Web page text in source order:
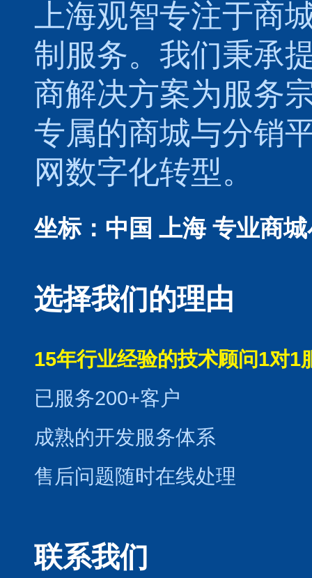
上海观智专注于商
制 服务。我们秉承
商解决方案为服务
专属的商城与分销
网数字化转型。
坐标：中国 上海 专业商
选择我们的理由
15年行业经验的技术顾问1对1
已服务200+客户
成熟的开发服务体系
售后问题随时在线处理
联系我们